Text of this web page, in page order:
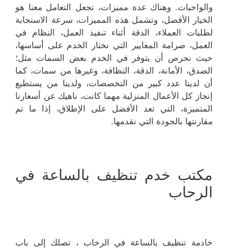
والواجبات. وهناك عدة مميزات، تجعل التعامل معنا هو
الخيار الأفضل، وتشمل هذه المميزات، سرعة الاستجابة
لطلبات العملاء، الدقة أثناء تنفيذ العمل، النظام في
العمل، صرامة المعايير التي نختار الخدم على أساسها،
حيث نحرص أن يتوفر في الخدم بعض السمات مثل؛
الصدق، الأمانة، الدقة، النظافة، وغيرها من سمات، كما
أن لدينا عدد كبير من التخصصات، ولدينا من يستطيع
إنجاز كل الأعمال المنزلية مهما كانت، ناهيك عن أسعارنا
المتميزة، التي تعد الأفضل على الإطلاق، إذا ما تم
مقارنتها بالجودة التي نقدمها.
مكتب خدم تنظيف بالساعة في
الرحاب
خادمة تنظيف بالساعة في الرحاب ، تصلك إلى باب